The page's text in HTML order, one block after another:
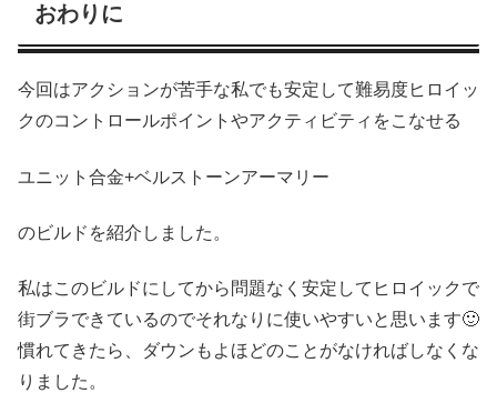
おわりに
今回はアクションが苦手な私でも安定して難易度ヒロイッ
クのコントロールポイントやアクティビティをこなせる
ユニット合金+ベルストーンアーマリー
のビルドを紹介しました。
私はこのビルドにしてから問題なく安定してヒロイックで
街ブラできているのでそれなりに使いやすいと思います🙂
慣れてきたら、ダウンもよほどのことがなければしなくな
りました。